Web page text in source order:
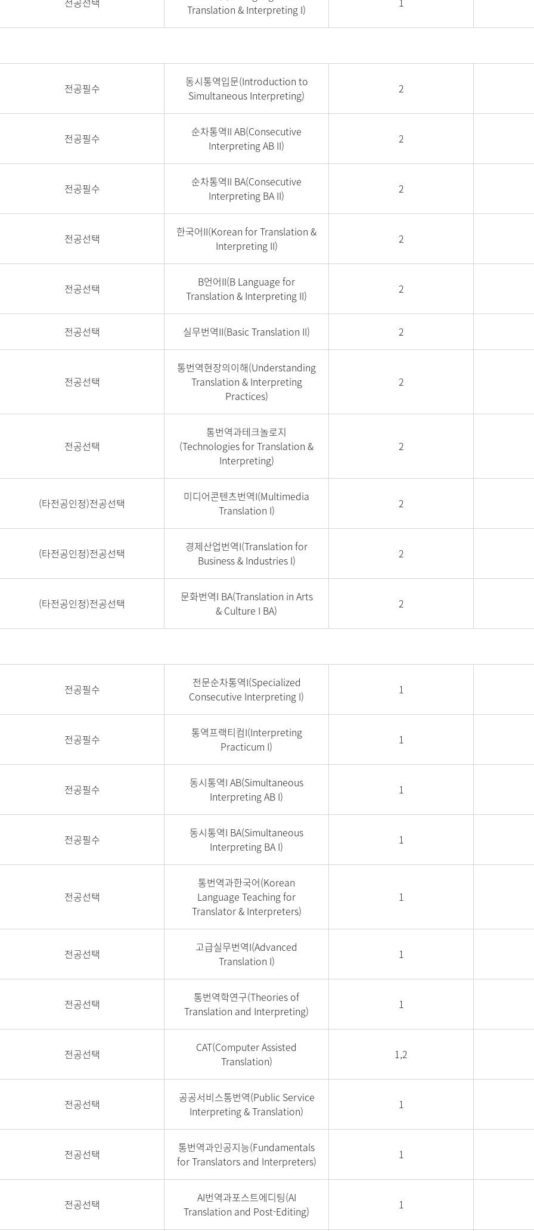
Translation & Interpreting I)
전공필수
동시통역입문(Introduction to
Simultaneous Interpreting)
2
전공필수
순차통역II AB(Consecutive
Interpreting AB II)
2
전공필수
순차통역II BA(Consecutive
Interpreting BA II)
2
전공선택
한국어II(Korean for Translation &
Interpreting II)
2
전공선택
B언어II(B Language for
Translation & Interpreting II)
2
전공선택 실무번역II(Basic Translation II) 2
전공선택
통번역현장의이해(Understanding
Translation & Interpreting
Practices)
2
전공선택
통번역과테크놀로지
(Technologies for Translation &
Interpreting)
2
(타전공인정)전공선택
미디어콘텐츠번역I(Multimedia
Translation I)
2
(타전공인정)전공선택
경제산업번역I(Translation for
Business & Industries I)
2
(타전공인정)전공선택
문화번역I BA(Translation in Arts
& Culture I BA)
2
전공필수
전문순차통역I(Specialized
Consecutive Interpreting I)
1
전공필수
통역프랙티컴I(Interpreting
Practicum I)
1
전공필수
동시통역I AB(Simultaneous
Interpreting AB I)
1
전공필수
동시통역I BA(Simultaneous
Interpreting BA I)
1
전공선택
통번역과한국어(Korean
Language Teaching for
Translator & Interpreters)
1
전공선택
고급실무번역I(Advanced
Translation I)
1
전공선택
통번역학연구(Theories of
Translation and Interpreting)
1
전공선택
CAT(Computer Assisted
Translation)
1,2
전공선택
공공서비스통번역(Public Service
Interpreting & Translation)
1
전공선택
통번역과인공지능(Fundamentals
for Translators and Interpreters)
1
전공선택
AI번역과포스트에디팅(AI
Translation and Post-Editing)
1